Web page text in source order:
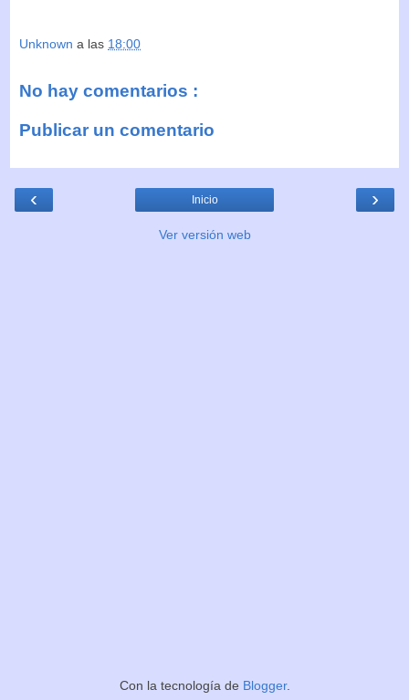
Unknown a las 18:00
No hay comentarios :
Publicar un comentario
‹ ›
Inicio
Ver versión web
Con la tecnología de Blogger.